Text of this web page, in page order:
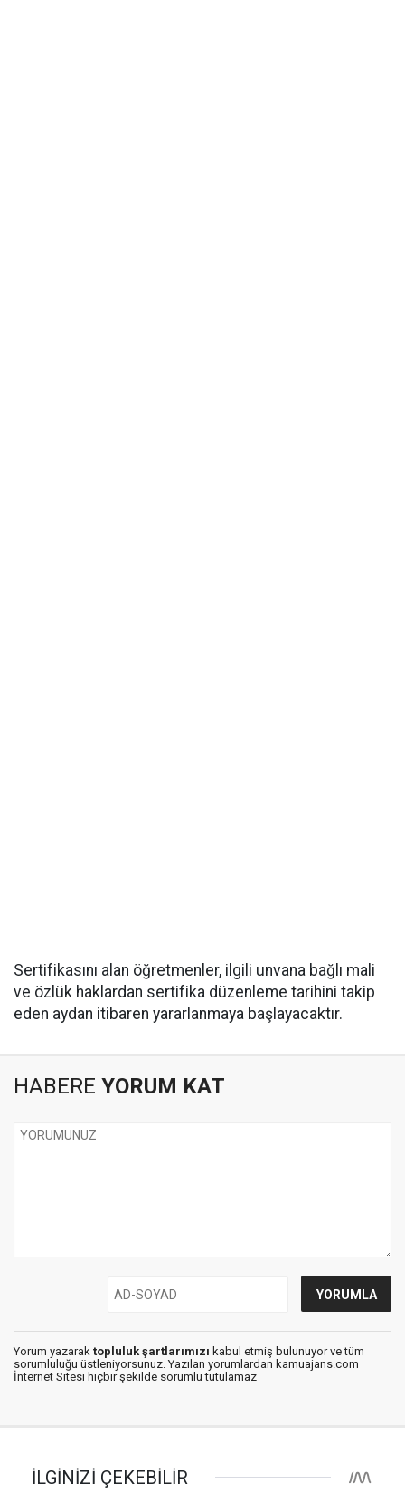
Sertifikasını alan öğretmenler, ilgili unvana bağlı mali
ve özlük haklardan sertifika düzenleme tarihini takip
eden aydan itibaren yararlanmaya başlayacaktır.
HABERE YORUM KAT
Yorum yazarak topluluk şartlarımızı kabul etmiş bulunuyor ve tüm
sorumluluğu üstleniyorsunuz. Yazılan yorumlardan kamuajans.com
İnternet Sitesi hiçbir şekilde sorumlu tutulamaz